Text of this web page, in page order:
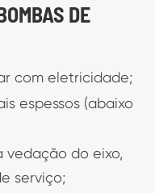
DE
com eletricidade;
espessos (abaixo
vedação do eixo,
serviço;